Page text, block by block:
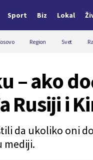
Sport Biz Lokal
Region Svet
– ako
i
da ukoliko oni
mediji.